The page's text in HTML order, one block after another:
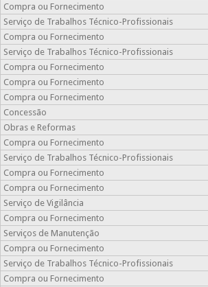
Compra ou Fornecimento
Serviço de Trabalhos Técnico-Profissionais
Compra ou Fornecimento
Serviço de Trabalhos Técnico-Profissionais
Compra ou Fornecimento
Compra ou Fornecimento
Compra ou Fornecimento
Concessão
Obras e Reformas
Compra ou Fornecimento
Serviço de Trabalhos Técnico-Profissionais
Compra ou Fornecimento
Compra ou Fornecimento
Serviço de Vigilância
Compra ou Fornecimento
Serviços de Manutenção
Compra ou Fornecimento
Serviço de Trabalhos Técnico-Profissionais
Compra ou Fornecimento